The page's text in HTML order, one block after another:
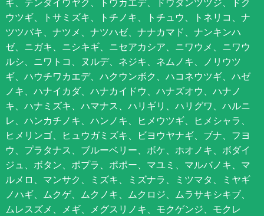
ウツギ、トサミズキ、トチノキ、トチュウ、トネリコ、ナ
ツツバキ、ナツメ、ナツハゼ、ナナカマド、ナンキンハ
ゼ、ニガキ、ニシキギ、ニセアカシア、ニワウメ、ニワウ
ルシ、ニワトコ、ヌルデ、ネジキ、ネムノキ、ノリウツ
ギ、ハウチワカエデ、ハクウンボク、ハコネウツギ、ハゼ
ノキ、ハナイカダ、ハナカイドウ、ハナズオウ、ハナノ
キ、ハナミズキ、ハマナス、ハリギリ、ハリグワ、ハルニ
レ、ハンカチノキ、ハンノキ、ヒメウツギ、ヒメシャラ、
ヒメリンゴ、ヒュウガミズキ、ビヨウヤナギ、ブナ、フヨ
ウ、プラタナス、ブルーベリー、ボケ、ホオノキ、ボダイ
ジュ、ボタン、ポプラ、ポポー、マユミ、マルバノキ、マ
ルメロ、マンサク、ミズキ、ミズナラ、ミツマタ、ミヤギ
ノハギ、ムクゲ、ムクノキ、ムクロジ、ムラサキシキブ、
ムレスズメ、メギ、メグスリノキ、モクゲンジ、モクレ